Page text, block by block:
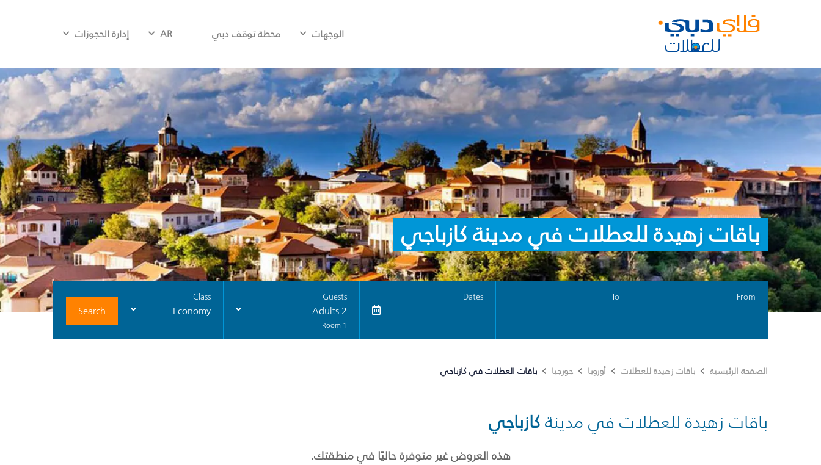
الوجهات محطة توقف دبي AR إدارة الحجوزات
باقات زهيدة للعطلات في مدينة كازباجي
From
To
Dates
Guests
2 Adults
1 Room
Class
Economy
Search
الصفحة الرئيسية باقات زهيدة للعطلات أوروبا جورجيا باقات العطلات في كازباجي
باقات زهيدة للعطلات في مدينةكازباجي
هذه العروض غير متوفرة حاليًا في منطقتك.